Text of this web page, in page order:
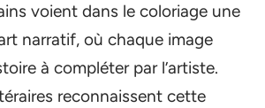
voient dans le coloriage une
narratif, où chaque image
à compléter par l’artiste.
reconnaissent cette